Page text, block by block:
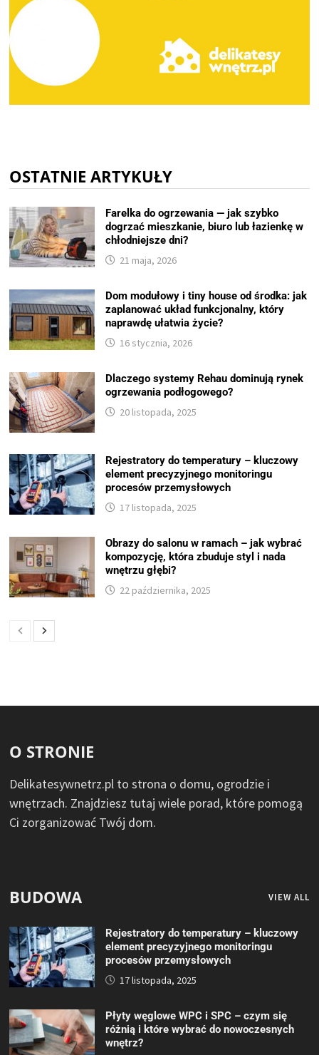
OSTATNIE ARTYKUŁY
Farelka do ogrzewania — jak szybko
dogrzać mieszkanie, biuro lub łazienkę w
chłodniejsze dni?
21 maja, 2026
Dom modułowy i tiny house od środka: jak
zaplanować układ funkcjonalny, który
naprawdę ułatwia życie?
16 stycznia, 2026
Dlaczego systemy Rehau dominują rynek
ogrzewania podłogowego?
20 listopada, 2025
Rejestratory do temperatury – kluczowy
element precyzyjnego monitoringu
procesów przemysłowych
17 listopada, 2025
Obrazy do salonu w ramach – jak wybrać
kompozycję, która zbuduje styl i nada
wnętrzu głębi?
22 października, 2025
O STRONIE
Delikatesywnetrz.pl to strona o domu, ogrodzie i
wnętrzach. Znajdziesz tutaj wiele porad, które pomogą
Ci zorganizować Twój dom.
BUDOWA VIEW ALL
Rejestratory do temperatury – kluczowy
element precyzyjnego monitoringu
procesów przemysłowych
17 listopada, 2025
Płyty węglowe WPC i SPC – czym się
różnią i które wybrać do nowoczesnych
wnętrz?